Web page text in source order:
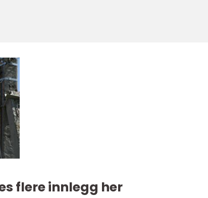
flere innlegg her